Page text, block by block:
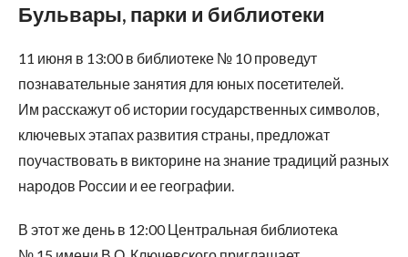
Бульвары, парки и библиотеки
11 июня в 13:00 в библиотеке № 10 проведут
познавательные занятия для юных посетителей.
Им расскажут об истории государственных символов,
ключевых этапах развития страны, предложат
поучаствовать в викторине на знание традиций разных
народов России и ее географии.
В этот же день в 12:00 Центральная библиотека